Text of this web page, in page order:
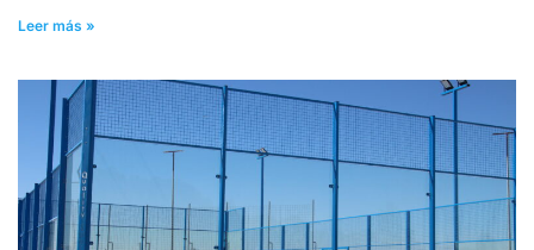
Leer más »